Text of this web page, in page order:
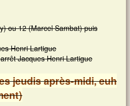
ou 12 (Marcel Sambat) puis
Henri Lartigue
Jacques Henri Lartigue
jeudis après-midi, euh